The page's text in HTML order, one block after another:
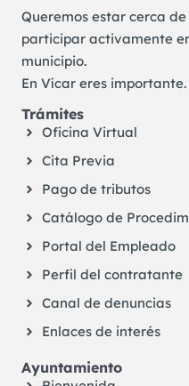
Queremos estar cerca
participar activamente
municipio.
En Vícar eres importante.
Trámites
Oficina Virtual
Cita Previa
Pago de tributos
Catálogo de
Portal del Empleado
Perfil del contratante
Canal de denuncias
Enlaces de interés
Ayuntamiento